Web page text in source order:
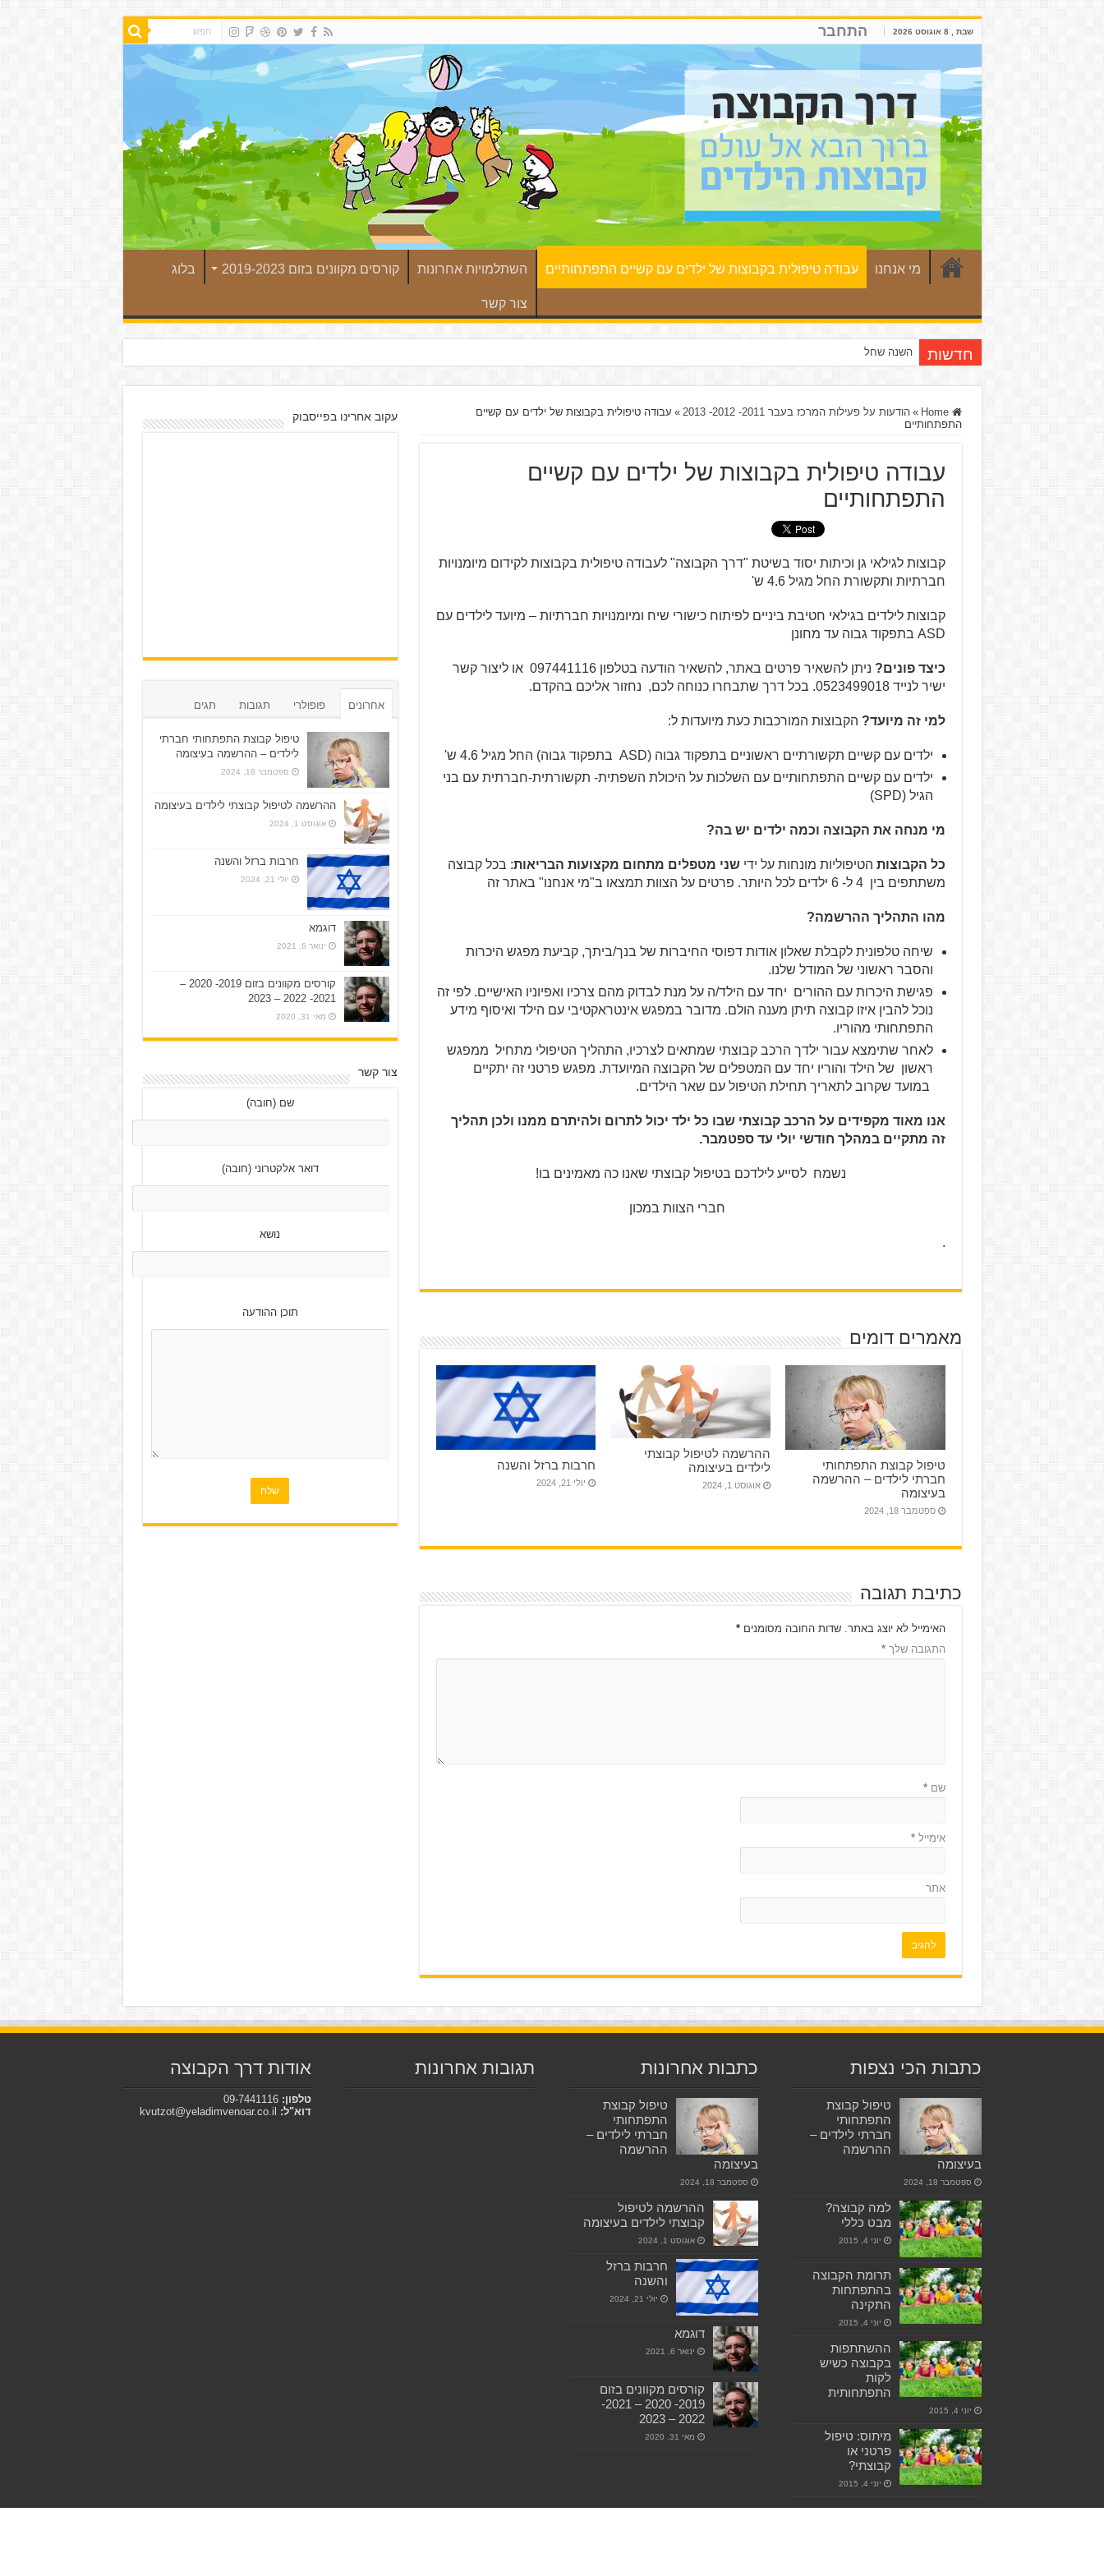
שבת , 8 אוגוסט 2026 התחבר
מי אנחנו עבודה טיפולית בקבוצות של ילדים עם קשיים התפתחותיים השתלמויות אחרונות קורסים מקוונים בזום 2019-2023 בלוג
צור קשר
חדשות השנה שחלפה במכון וגנר
Home
» הודעות על פעילות המרכז בעבר 2011- 2012- 2013 » עבודה טיפולית בקבוצות של ילדים עם קשיים
התפתחותיים
עבודה טיפולית בקבוצות של ילדים עם קשיים
התפתחותיים
קבוצות לגילאי גן וכיתות יסוד בשיטת "דרך הקבוצה" לעבודה טיפולית בקבוצות לקידום מיומנויות
חברתיות ותקשורת החל מגיל 4.6 ש'
קבוצות לילדים בגילאי חטיבת ביניים לפיתוח כישורי שיח ומיומנויות חברתיות – מיועד לילדים עם
ASD בתפקוד גבוה עד מחונן
כיצד פונים?
ניתן להשאיר פרטים באתר, להשאיר הודעה בטלפון 097441116 או ליצור קשר
ישיר לנייד 0523499018. בכל דרך שתבחרו כנוחה לכם, נחזור אליכם בהקדם.
למי זה מיועד? הקבוצות המורכבות כעת מיועדות ל:
ילדים עם קשיים תקשורתיים ראשוניים בתפקוד גבוה (ASD בתפקוד גבוה) החל מגיל 4.6 ש'
ילדים עם קשיים התפתחותיים עם השלכות על היכולת השפתית- תקשורתית-חברתית עם בני
הגיל (SPD)
מי מנחה את הקבוצה וכמה ילדים יש בה?
כל הקבוצות הטיפוליות מונחות על ידישני מטפלים מתחום מקצועות הבריאות: בכל קבוצה
משתתפים בין 4 ל- 6 ילדים לכל היותר. פרטים על הצוות תמצאו ב"מי אנחנו" באתר זה
מהו התהליך ההרשמה?
שיחה טלפונית לקבלת שאלון אודות דפוסי החיברות של בנך/ביתך, קביעת מפגש היכרות
והסבר ראשוני של המודל שלנו.
פגישת היכרות עם ההורים יחד עם הילד/ה על מנת לבדוק מהם צרכיו ואפיוניו האישיים. לפי זה
נוכל להבין איזו קבוצה תיתן מענה הולם. מדובר במפגש אינטראקטיבי עם הילד ואיסוף מידע
התפתחותי מהוריו.
לאחר שתימצא עבור ילדך הרכב קבוצתי שמתאים לצרכיו, התהליך הטיפולי מתחיל ממפגש
ראשון של הילד והוריו יחד עם המטפלים של הקבוצה המיועדת. מפגש פרטני זה יתקיים
במועד שקרוב לתאריך תחילת הטיפול עם שאר הילדים.
אנו מאוד מקפידים על הרכב קבוצתי שבו כל ילד יכול לתרום ולהיתרם ממנו ולכן תהליך
זה מתקיים במהלך חודשי יולי עד ספטמבר.
נשמח לסייע לילדכם בטיפול קבוצתי שאנו כה מאמינים בו!
חברי הצוות במכון
.
מאמרים דומים
טיפול קבוצת התפתחותי
חברתי לילדים – ההרשמה
בעיצומה
ספטמבר 18, 2024
ההרשמה לטיפול קבוצתי
לילדים בעיצומה
אוגוסט 1, 2024
חרבות ברזל והשנה
יולי 21, 2024
כתיבת תגובה
האימייל לא יוצג באתר. שדות החובה מסומנים*
התגובה שלך*
שם*
אימייל*
אתר
עקוב אחרינו בפייסבוק
אחרונים פופולרי תגובות תגים
טיפול קבוצת התפתחותי חברתי
לילדים – ההרשמה בעיצומה
ספטמבר 18, 2024
ההרשמה לטיפול קבוצתי לילדים בעיצומה
אוגוסט 1, 2024
חרבות ברזל והשנה
יולי 21, 2024
דוגמא
ינואר 6, 2021
קורסים מקוונים בזום 2019- 2020 –
2021- 2022 – 2023
מאי 31, 2020
צור קשר
שם (חובה)
דואר אלקטרוני (חובה)
נושא
תוכן ההודעה
כתבות הכי נצפות
טיפול קבוצת
התפתחותי
חברתי לילדים –
ההרשמה
בעיצומה
ספטמבר 18, 2024
למה קבוצה?
מבט כללי
יוני 4, 2015
תרומת הקבוצה
בהתפתחות
התקינה
יוני 4, 2015
ההשתתפות
בקבוצה כשיש
לקות
התפתחותית
יוני 4, 2015
מיתוס: טיפול
פרטני או
קבוצתי?
יוני 4, 2015
כתבות אחרונות
טיפול קבוצת
התפתחותי
חברתי לילדים –
ההרשמה
בעיצומה
ספטמבר 18, 2024
ההרשמה לטיפול
קבוצתי לילדים בעיצומה
אוגוסט 1, 2024
חרבות ברזל
והשנה
יולי 21, 2024
דוגמא
ינואר 6, 2021
קורסים מקוונים בזום
2019- 2020 – 2021-
2022 – 2023
מאי 31, 2020
תגובות אחרונות אודות דרך הקבוצה
טלפון:
דוא"ל: kvutzot@yeladimvenoar.co.il